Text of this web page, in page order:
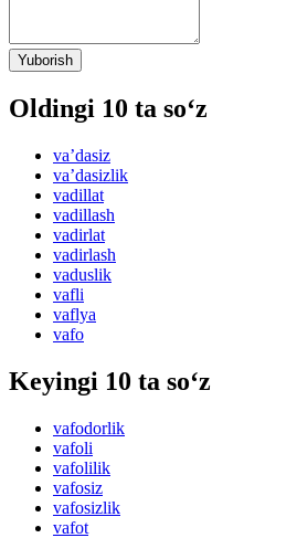
Yuborish
Oldingi 10 ta so‘z
vaʼdasiz
vaʼdasizlik
vadillat
vadillash
vadirlat
vadirlash
vaduslik
vafli
vaflya
vafo
Keyingi 10 ta so‘z
vafodorlik
vafoli
vafolilik
vafosiz
vafosizlik
vafot